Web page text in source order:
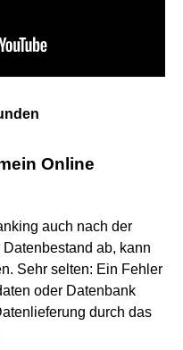
Online
auch nach der
ab, kann
Sehr selten: Ein Fehler
oder Datenbank
durch das